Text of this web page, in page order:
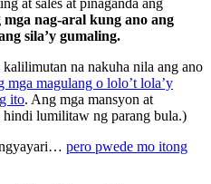
mga nag-aral kung ano ang
sila’y gumaling.
na nakuha nila ang ano
mga magulang o lolo’t lola’y
ito. Ang mga mansyon at
lumilitaw ng parang bula.)
pero pwede mo itong